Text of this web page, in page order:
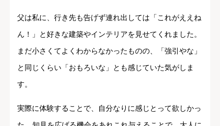
父は私に、行き先も告げず連れ出しては「これがええね
ん！」と好きな建築やインテリアを見せてくれました。
まだ小さくてよくわからなかったものの、「強引やな」
と同じくらい「おもろいな」とも感じていた気がしま
す。
実際に体験することで、自分なりに感じとって欲しかっ